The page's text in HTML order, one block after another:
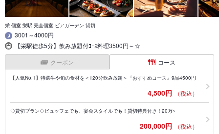
栄 個室 栄駅 完全個室 ビアガーデン 貸切
3001～4000円
【栄駅徒歩5分】飲み放題付ｺｰｽ料理3500円～☆
クーポン コース
【人気No.1】特選牛や旬の食材を＜120分飲み放題＞『おすすめコース』9品4500円
4,500円 （税込）
◇貸切プラン◇ビュッフェでも、宴会スタイルでも！貸切特典付き！20万~
200,000円 （税込）